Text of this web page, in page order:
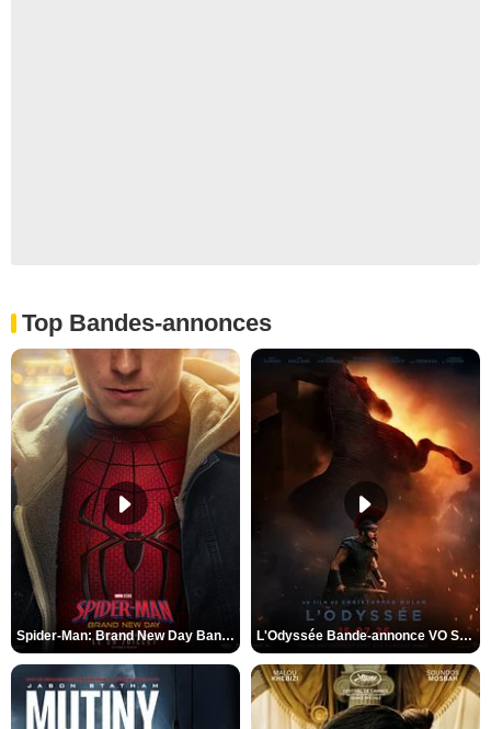
Top Bandes-annonces
Spider-Man: Brand New Day Bande-annonce VO STFR L'Odyssée Bande-annonce VO STFR